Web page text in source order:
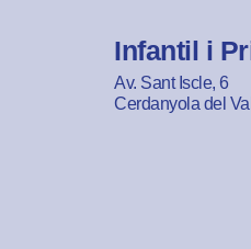
Infantil i
Av. Sant Iscle, 6
Cerdanyola del